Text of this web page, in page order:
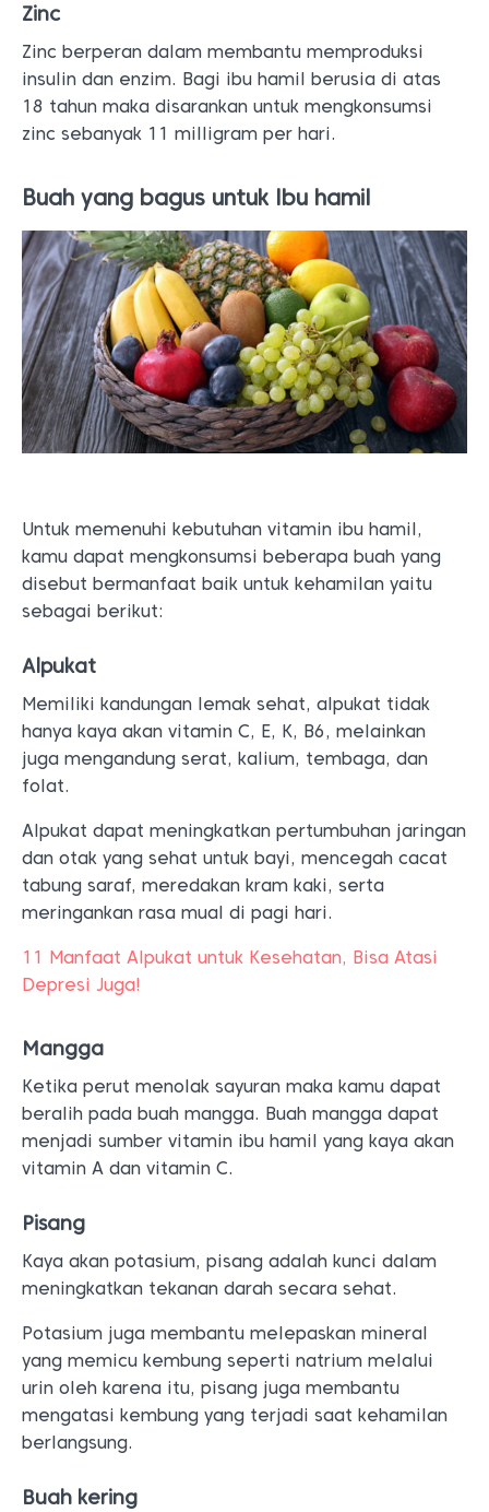
Zinc
Zinc berperan dalam membantu memproduksi
insulin dan enzim. Bagi ibu hamil berusia di atas
18 tahun maka disarankan untuk mengkonsumsi
zinc sebanyak 11 milligram per hari.
Buah yang bagus untuk Ibu hamil
Untuk memenuhi kebutuhan vitamin ibu hamil,
kamu dapat mengkonsumsi beberapa buah yang
disebut bermanfaat baik untuk kehamilan yaitu
sebagai berikut:
Alpukat
Memiliki kandungan lemak sehat, alpukat tidak
hanya kaya akan vitamin C, E, K, B6, melainkan
juga mengandung serat, kalium, tembaga, dan
folat.
Alpukat dapat meningkatkan pertumbuhan jaringan
dan otak yang sehat untuk bayi, mencegah cacat
tabung saraf, meredakan kram kaki, serta
meringankan rasa mual di pagi hari.
11 Manfaat Alpukat untuk Kesehatan, Bisa Atasi
Depresi Juga!
Mangga
Ketika perut menolak sayuran maka kamu dapat
beralih pada buah mangga. Buah mangga dapat
menjadi sumber vitamin ibu hamil yang kaya akan
vitamin A dan vitamin C.
Pisang
Kaya akan potasium, pisang adalah kunci dalam
meningkatkan tekanan darah secara sehat.
Potasium juga membantu melepaskan mineral
yang memicu kembung seperti natrium melalui
urin oleh karena itu, pisang juga membantu
mengatasi kembung yang terjadi saat kehamilan
berlangsung.
Buah kering